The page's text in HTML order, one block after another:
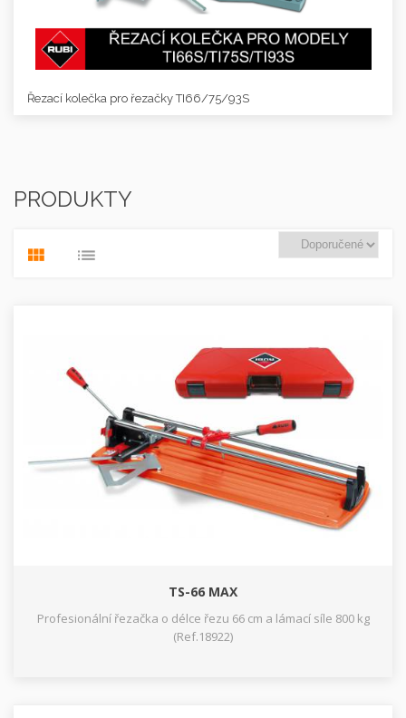
Řezací kolečka pro řezačky TI66/75/93S
PRODUKTY
TS-66 MAX
Profesionální řezačka o délce řezu 66 cm a lámací síle 800 kg
(Ref.18922)